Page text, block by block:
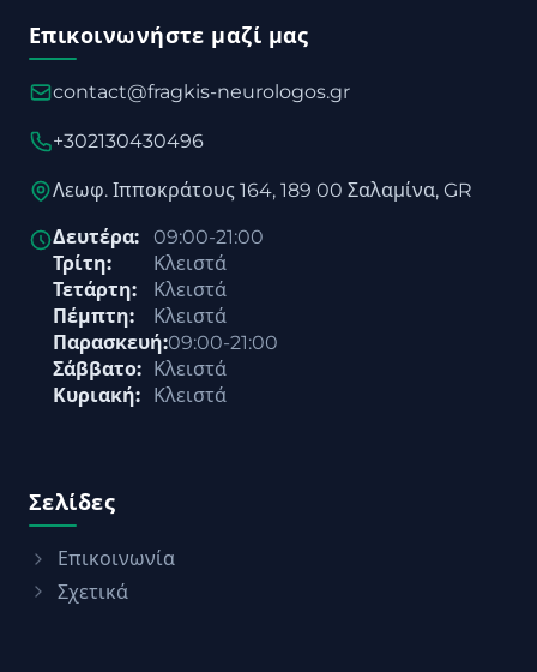
Επικοινωνήστε μαζί μας
contact@fragkis-neurologos.gr
+302130430496
Λεωφ. Ιπποκράτους 164, 189 00 Σαλαμίνα, GR
Δευτέρα:
09:00-21:00
Τρίτη:
Κλειστά
Τετάρτη:
Κλειστά
Πέμπτη:
Κλειστά
Παρασκευή:09:00-21:00
Σάββατο:
Κλειστά
Κυριακή:
Κλειστά
Σελίδες
Επικοινωνία
Σχετικά